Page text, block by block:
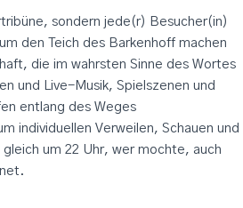
sondern jede(r) Besucher(in)
den Teich des Barkenhoff machen
die im wahrsten Sinne des Wortes
und Live-Musik, Spielszenen und
entlang des Weges
individuellen Verweilen, Schauen und
um 22 Uhr, wer mochte, auch